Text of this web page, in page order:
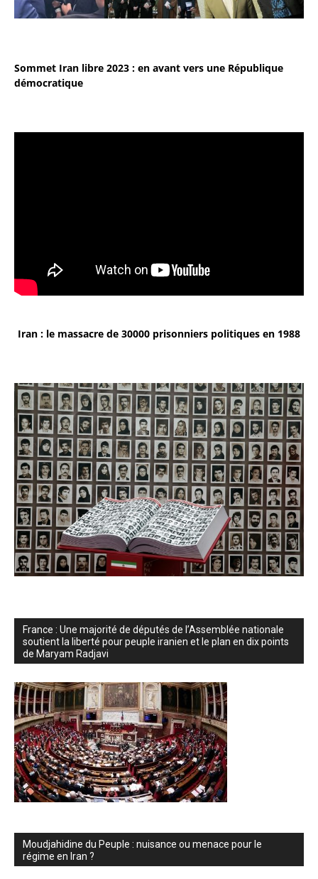
Sommet Iran libre 2023 : en avant vers une République
démocratique
Iran : le massacre de 30000 prisonniers politiques en 1988
France : Une majorité de députés de l’Assemblée nationale
soutient la liberté pour peuple iranien et le plan en dix points
de Maryam Radjavi
Moudjahidine du Peuple : nuisance ou menace pour le
régime en Iran ?